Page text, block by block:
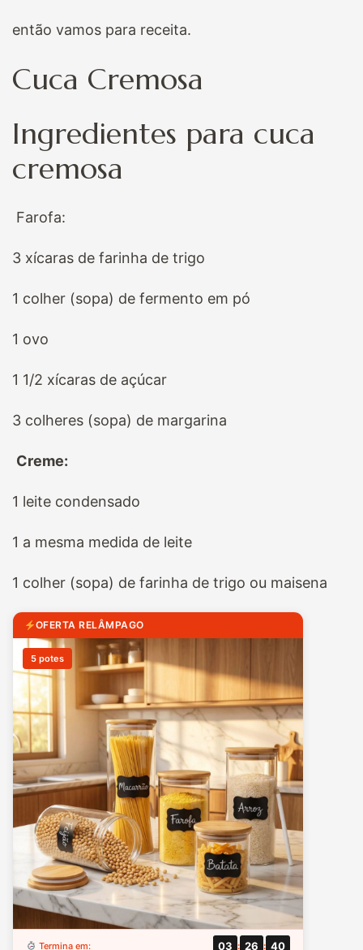
então vamos para receita.
Cuca Cremosa
Ingredientes para cuca
cremosa
Farofa:
3 xícaras de farinha de trigo
1 colher (sopa) de fermento em pó
1 ovo
1 1/2 xícaras de açúcar
3 colheres (sopa) de margarina
Creme:
1 leite condensado
1 a mesma medida de leite
1 colher (sopa) de farinha de trigo ou maisena
OFERTA RELÂMPAGO
5 potes
Termina em: 03 : 26 : 39